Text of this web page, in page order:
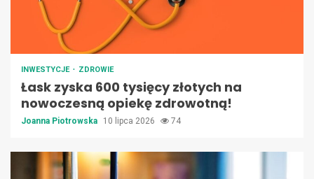
INWESTYCJE ZDROWIE
Łask zyska 600 tysięcy złotych na
nowoczesną opiekę zdrowotną!
Joanna Piotrowska 10 lipca 2026 74